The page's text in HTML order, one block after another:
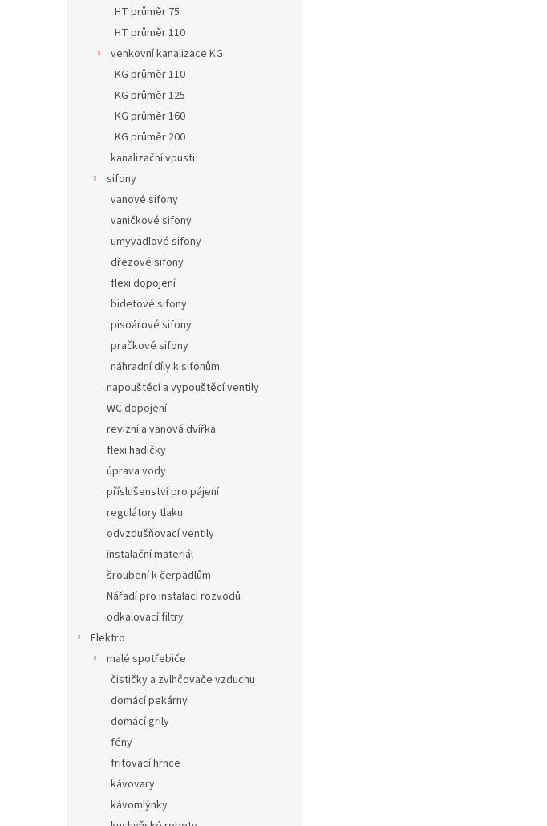
HT průměr 75
HT průměr 110
venkovní kanalizace KG
KG průměr 110
KG průměr 125
KG průměr 160
KG průměr 200
kanalizační vpusti
sifony
vanové sifony
vaničkové sifony
umyvadlové sifony
dřezové sifony
flexi dopojení
bidetové sifony
pisoárové sifony
pračkové sifony
náhradní díly k sifonům
napouštěcí a vypouštěcí ventily
WC dopojení
revizní a vanová dvířka
flexi hadičky
úprava vody
příslušenství pro pájení
regulátory tlaku
odvzdušňovací ventily
instalační materiál
šroubení k čerpadlům
Nářadí pro instalaci rozvodů
odkalovací filtry
Elektro
malé spotřebiče
čističky a zvlhčovače vzduchu
domácí pekárny
domácí grily
fény
fritovací hrnce
kávovary
kávomlýnky